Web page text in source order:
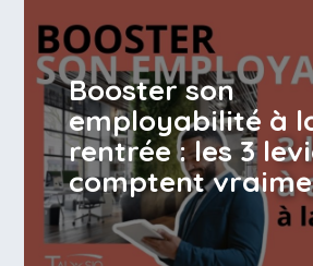
Booster son
employabilité à
rentrée : les 3
comptent